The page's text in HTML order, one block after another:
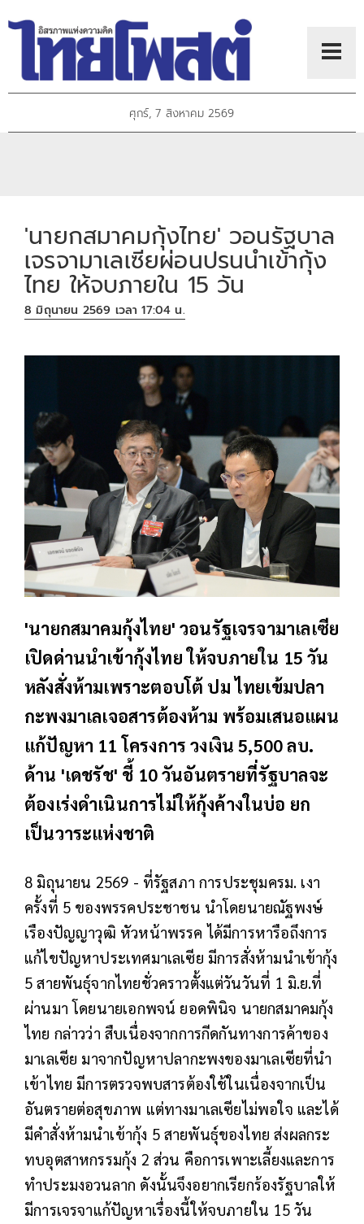
ศุกร์, 7 สิงหาคม 2569
'นายกสมาคมกุ้งไทย' วอนรัฐบาล
เจรจามาเลเซียผ่อนปรนนำเข้ากุ้ง
ไทย ให้จบภายใน 15 วัน
8 มิถุนายน 2569 เวลา 17:04 น.
'นายกสมาคมกุ้งไทย' วอนรัฐเจรจามาเลเซีย
เปิดด่านนำเข้ากุ้งไทย ให้จบภายใน 15 วัน
หลังสั่งห้ามเพราะตอบโต้ ปม ไทยเข้มปลา
กะพงมาเลเจอสารต้องห้าม พร้อมเสนอแผน
แก้ปัญหา 11 โครงการ วงเงิน 5,500 ลบ.
ด้าน 'เดชรัช' ชี้ 10 วันอันตรายที่รัฐบาลจะ
ต้องเร่งดำเนินการไม่ให้กุ้งค้างในบ่อ ยก
เป็นวาระแห่งชาติ
8 มิถุนายน 2569 - ที่รัฐสภา การประชุมครม. เงา
ครั้งที่ 5 ของพรรคประชาชน นำโดยนายณัฐพงษ์
เรืองปัญญาวุฒิ หัวหน้าพรรค ได้มีการหารือถึงการ
แก้ไขปัญหาประเทศมาเลเซีย มีการสั่งห้ามนำเข้ากุ้ง
5 สายพันธุ์จากไทยชั่วคราวตั้งแต่วันวันที่ 1 มิ.ย.ที่
ผ่านมา โดยนายเอกพจน์ ยอดพินิจ นายกสมาคมกุ้ง
ไทย กล่าวว่า สืบเนื่องจากการกีดกันทางการค้าของ
มาเลเซีย มาจากปัญหาปลากะพงของมาเลเซียที่นำ
เข้าไทย มีการตรวจพบสารต้องใช้ในเนื่องจากเป็น
อันตรายต่อสุขภาพ แต่ทางมาเลเซียไม่พอใจ และได้
มีคำสั่งห้ามนำเข้ากุ้ง 5 สายพันธุ์ของไทย ส่งผลกระ
ทบอุตสาหกรรมกุ้ง 2 ส่วน คือการเพาะเลี้ยงและการ
ทำประมงอวนลาก ดังนั้นจึงอยากเรียกร้องรัฐบาลให้
มีการเจรจาแก้ปัญหาเรื่องนี้ให้จบภายใน 15 วัน